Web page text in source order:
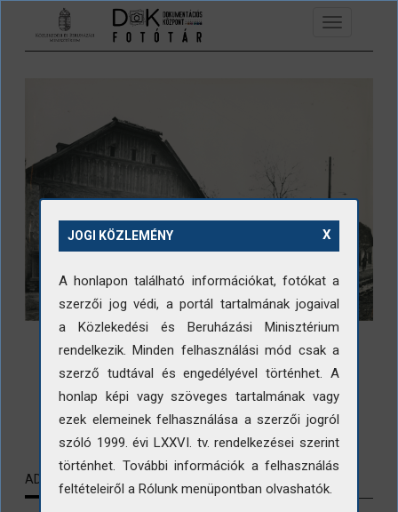
Ugrás a tartalomra
Toggle
navigation
LETÖLTÉS
ADATLAP KAPCSOLÓDÓ TARTALMAK
X
JOGI KÖZLEMÉNY
A honlapon található információkat, fotókat a
szerzői jog védi, a portál tartalmának jogaival
a Közlekedési és Beruházási Minisztérium
rendelkezik. Minden felhasználási mód csak a
szerző tudtával és engedélyével történhet. A
honlap képi vagy szöveges tartalmának vagy
ezek elemeinek felhasználása a szerzői jogról
szóló 1999. évi LXXVI. tv. rendelkezései szerint
történhet. További információk a felhasználás
feltételeiről a Rólunk menüpontban olvashatók.